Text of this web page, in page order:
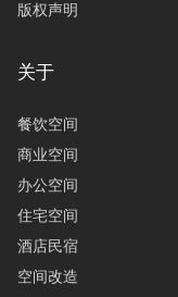
版权声明
关于
餐饮空间
商业空间
办公空间
住宅空间
酒店民宿
空间改造